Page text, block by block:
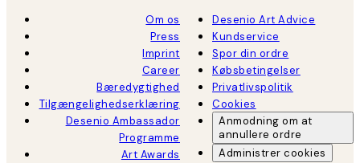
Om os
Press
Imprint
Career
Bæredygtighed
Tilgængelighedserklæring
Desenio Ambassador
Programme
Art Awards
Desenio Art Advice
Kundservice
Spor din ordre
Købsbetingelser
Privatlivspolitik
Cookies
Anmodning om at
annullere ordre
Administrer cookies